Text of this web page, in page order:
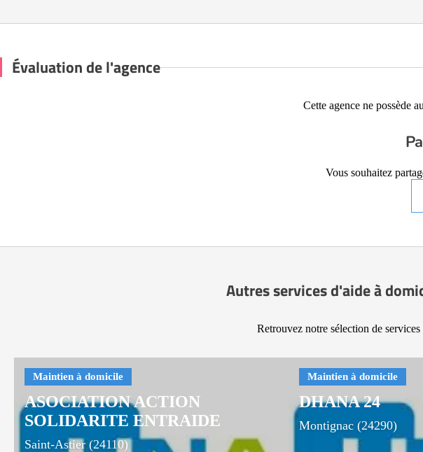
Évaluation de l'agence
Cette agence ne possède
Vous souhaitez
Autres services d'aide à
Retrouvez notre sélection de
ASOCIATION ACTION
SOLIDARITE ENTRAIDE
Saint-Astier (24110)
DHANA 24
Montignac (24290)